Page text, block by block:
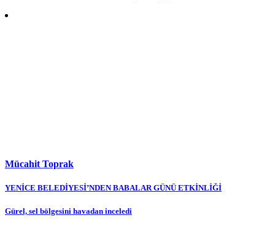
Mücahit Toprak
Yazı
gezinmesi
YENİCE BELEDİYESİ’NDEN BABALAR GÜNÜ ETKİNLİĞİ
Gürel, sel bölgesini havadan inceledi